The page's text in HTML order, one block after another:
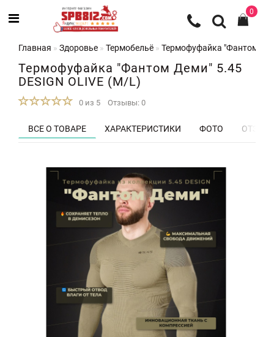
0
Главная Здоровье Термобельё Термофуфайка "Фантом
Термофуфайка "Фантом Деми" 5.45
DESIGN OLIVE (M/L)
0 из 5 Отзывы: 0
ВСЕ О ТОВАРЕ ХАРАКТЕРИСТИКИ ФОТО